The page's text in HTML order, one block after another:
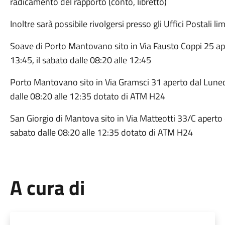
Inoltre sarà possibile rivolgersi presso gli Uffici Postali
Soave di Porto Mantovano sito in Via Fausto Coppi 25
13:45, il sabato dalle 08:20 alle 12:45
Porto Mantovano sito in Via Gramsci 31 aperto dal
dalle 08:20 alle 12:35 dotato di ATM H24
San Giorgio di Mantova sito in Via Matteotti 33/C
sabato dalle 08:20 alle 12:35 dotato di ATM H24
A cura di